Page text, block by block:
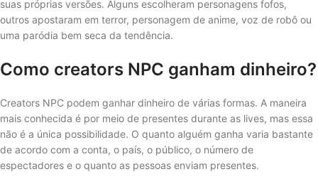
suas próprias versões. Alguns escolheram personagens fofos,
outros apostaram em terror, personagem de anime, voz de robô ou
uma paródia bem seca da tendência.
Como creators NPC ganham dinheiro?
Creators NPC podem ganhar dinheiro de várias formas. A maneira
mais conhecida é por meio de presentes durante as lives, mas essa
não é a única possibilidade. O quanto alguém ganha varia bastante
de acordo com a conta, o país, o público, o número de
espectadores e o quanto as pessoas enviam presentes.